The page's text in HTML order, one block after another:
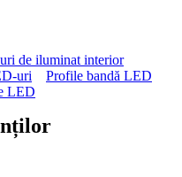
de iluminat interior
uri
Profile bandă LED
LED